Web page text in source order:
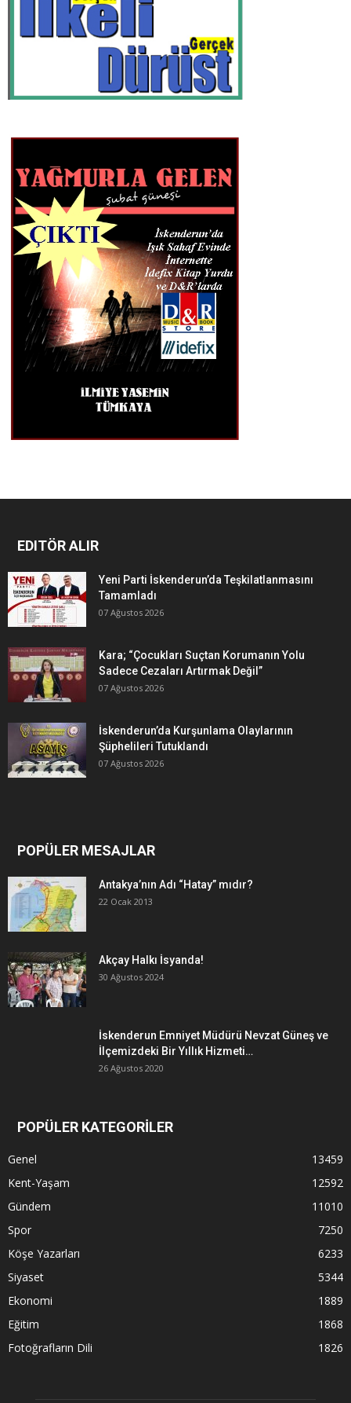
EDITÖR ALIR
Yeni Parti İskenderun’da Teşkilatlanmasını
Tamamladı
07 Ağustos 2026
Kara; “Çocukları Suçtan Korumanın Yolu
Sadece Cezaları Artırmak Değil”
07 Ağustos 2026
İskenderun’da Kurşunlama Olaylarının
Şüphelileri Tutuklandı
07 Ağustos 2026
POPÜLER MESAJLAR
Antakya’nın Adı “Hatay” mıdır?
22 Ocak 2013
Akçay Halkı İsyanda!
30 Ağustos 2024
İskenderun Emniyet Müdürü Nevzat Güneş ve
İlçemizdeki Bir Yıllık Hizmeti…
26 Ağustos 2020
POPÜLER KATEGORİLER
Genel
13459
Kent-Yaşam
12592
Gündem
11010
Spor
7250
Köşe Yazarları
6233
Siyaset
5344
Ekonomi
1889
Eğitim
1868
Fotoğrafların Dili
1826